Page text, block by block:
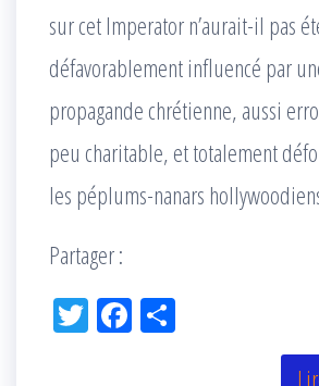
sur cet Imperator n’aurait-il pas
défavorablement influencé par
propagande chrétienne, aussi
peu charitable, et totalement
les péplums-nanars
Partager :
Tw Fac